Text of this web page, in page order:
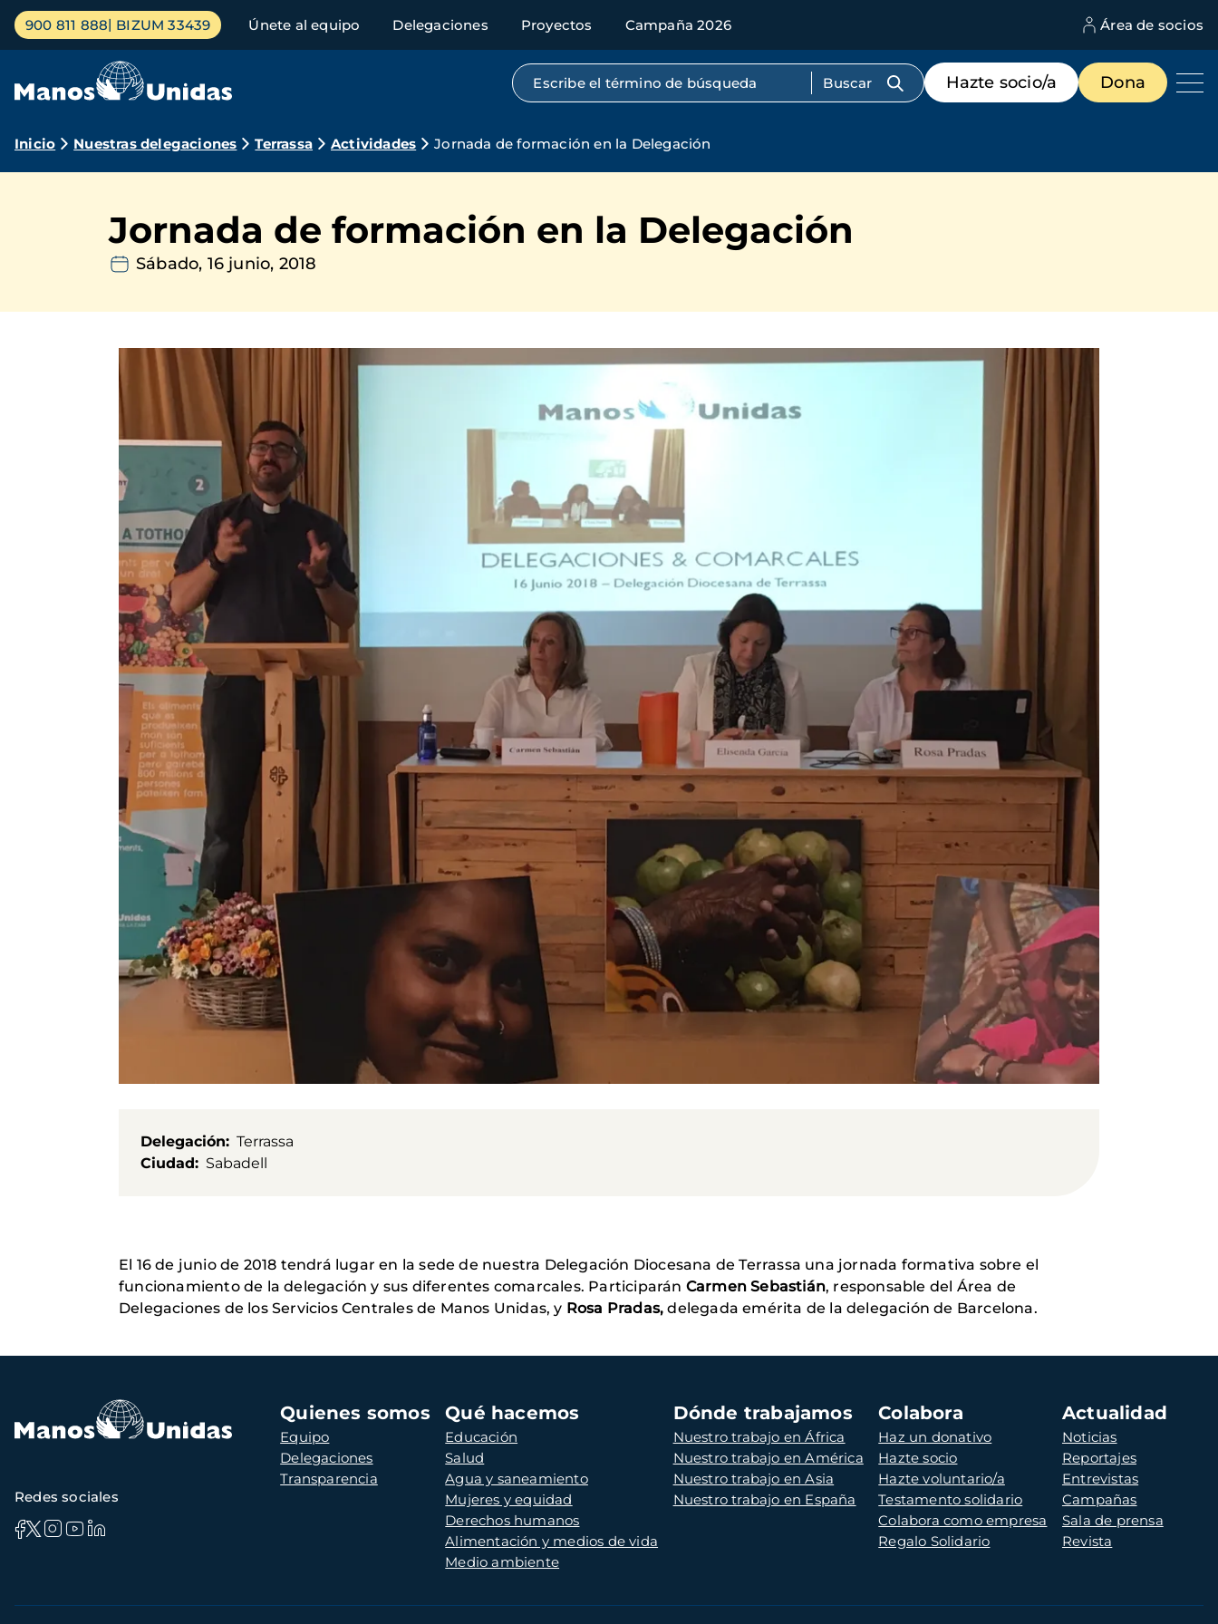
Pasar
contenido
Menú
principal
900 811 888 BIZUM 33439 Únete al equipo Delegaciones Proyectos Campaña 2026 Área de socios
Búsqueda por texto completo
Menú
de
destacados
Hazte socio/a Dona
Ruta
navegación
Inicio Nuestras delegaciones Terrassa Actividades Jornada de formación en la Delegación
Jornada de formación en la Delegación
Sábado, 16 junio, 2018
Delegación
Terrassa
Ciudad
Sabadell
El 16 de junio de 2018 tendrá lugar en la sede de nuestra Delegación Diocesana de Terrassa una jornada formativa sobre el
funcionamiento de la delegación y sus diferentes comarcales. Participarán Carmen Sebastián, responsable del Área de
Delegaciones de los Servicios Centrales de Manos Unidas, y Rosa Pradas, delegada emérita de la delegación de Barcelona.
Navegación
principal
Quienes somos
Equipo
Delegaciones
Transparencia
Qué hacemos
Educación
Salud
Agua y saneamiento
Mujeres y equidad
Derechos humanos
Alimentación y medios de vida
Medio ambiente
Dónde trabajamos
Nuestro trabajo en África
Nuestro trabajo en América
Nuestro trabajo en Asia
Nuestro trabajo en España
Colabora
Haz un donativo
Hazte socio
Hazte voluntario/a
Testamento solidario
Colabora como empresa
Regalo Solidario
Actualidad
Noticias
Reportajes
Entrevistas
Campañas
Sala de prensa
Revista
Redes sociales